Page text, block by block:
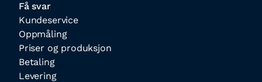
Få svar
Kundeservice
Oppmåling
Priser og produksjon
Betaling
Levering